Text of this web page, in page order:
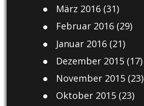
März 2016(31)
Februar 2016(29)
Januar 2016(21)
Dezember 2015(17)
November 2015(23)
Oktober 2015(23)